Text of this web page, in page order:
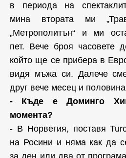
в периода на
мина втората ми
„Метрополитън“ и ми
пет. Вече броя часовете
който ще се прибера в
видя мъжа си. Далече
друг вече месец и
- Къде е Доминго
момента?
- В Норвегия, поставя
на Росини и няма как да
за ден или два от